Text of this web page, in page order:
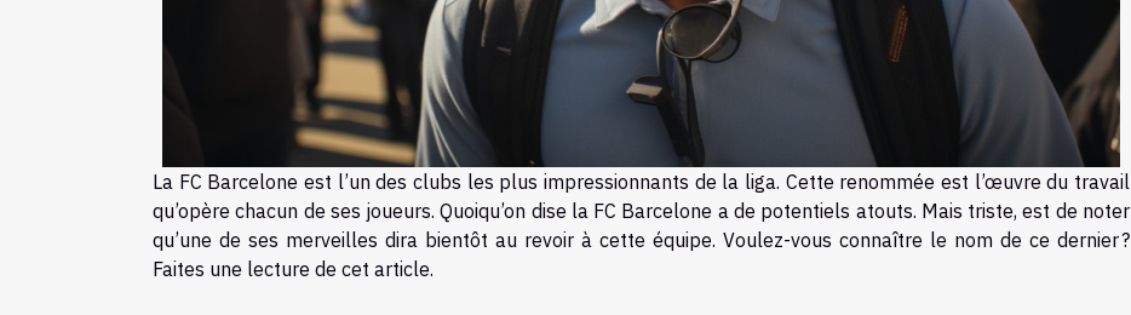
La FC Barcelone est l’un des clubs les plus impressionnants de la liga. Cette renommée est l’œuvre du travail
qu’opère chacun de ses joueurs. Quoiqu’on dise la FC Barcelone a de potentiels atouts. Mais triste, est de noter
qu’une de ses merveilles dira bientôt au revoir à cette équipe. Voulez-vous connaître le nom de ce dernier ?
Faites une lecture de cet article.